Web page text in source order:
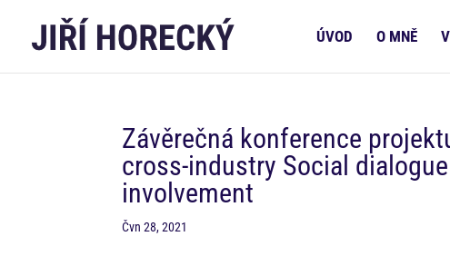
ÚVOD O MNĚ
Závěrečná konference
cross-industry Social
involvement
Čvn 28, 2021